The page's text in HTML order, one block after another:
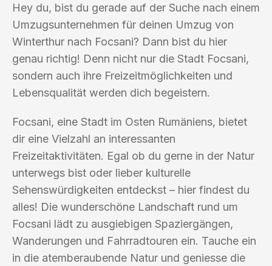
Hey du, bist du gerade auf der Suche nach einem
Umzugsunternehmen für deinen Umzug von
Winterthur nach Focsani? Dann bist du hier
genau richtig! Denn nicht nur die Stadt Focsani,
sondern auch ihre Freizeitmöglichkeiten und
Lebensqualität werden dich begeistern.
Focsani, eine Stadt im Osten Rumäniens, bietet
dir eine Vielzahl an interessanten
Freizeitaktivitäten. Egal ob du gerne in der Natur
unterwegs bist oder lieber kulturelle
Sehenswürdigkeiten entdeckst – hier findest du
alles! Die wunderschöne Landschaft rund um
Focsani lädt zu ausgiebigen Spaziergängen,
Wanderungen und Fahrradtouren ein. Tauche ein
in die atemberaubende Natur und geniesse die